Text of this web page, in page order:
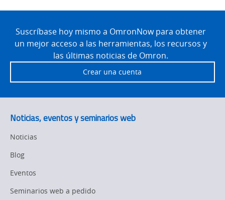
FooterSuscríbase hoy mismo a OmronNow para obtener
un mejor acceso a las herramientas, los recursos y
las últimas noticias de Omron.
Crear una cuenta
Noticias, eventos y seminarios web
Noticias
Blog
Eventos
Seminarios web a pedido